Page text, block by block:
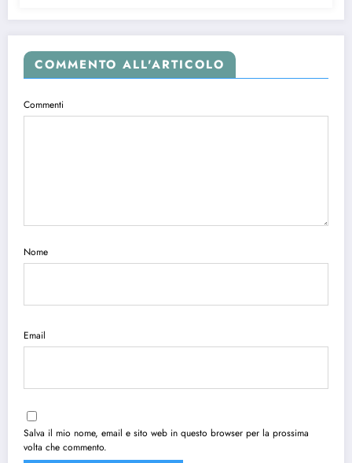
COMMENTO ALL'ARTICOLO
Commenti
Nome
Email
Salva il mio nome, email e sito web in questo browser per la prossima
volta che commento.